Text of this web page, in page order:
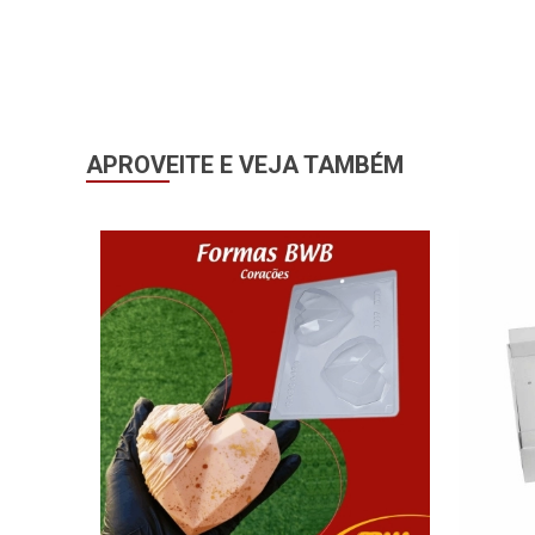
APROVEITE E VEJA TAMBÉM